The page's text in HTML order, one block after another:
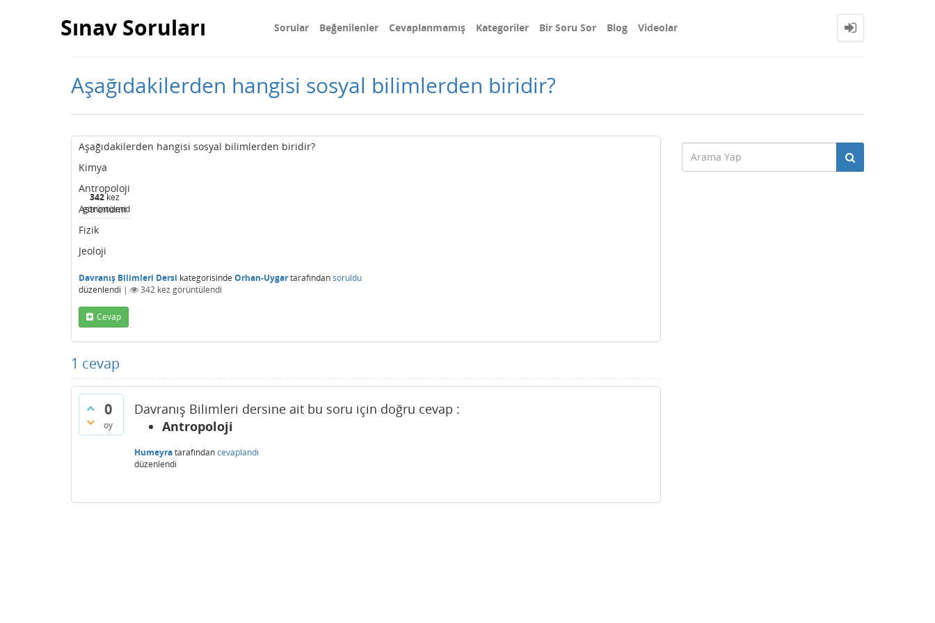
Sınav Soruları Sorular Beğenilenler Cevaplanmamış Kategoriler Bir Soru Sor Blog Videolar
Aşağıdakilerden hangisi sosyal bilimlerden biridir?
342kez
görüntülendi
Aşağıdakilerden hangisi sosyal bilimlerden biridir?
Kimya
Antropoloji
Astronomi
Fizik
Jeoloji
Davranış Bilimleri Dersi kategorisinde Orhan-Uygartarafındansoruldu
düzenlendi | 342 kez görüntülendi
Cevap
1 cevap
0
oy
Davranış Bilimleri dersine ait bu soru için doğru cevap :
Antropoloji
Humeyratarafındancevaplandı
düzenlendi